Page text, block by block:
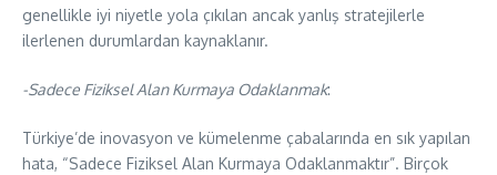
genellikle iyi niyetle yola çıkılan ancak yanlış stratejilerle
ilerlenen durumlardan kaynaklanır.
-Sadece Fiziksel Alan Kurmaya Odaklanmak:
Türkiye’de inovasyon ve kümelenme çabalarında en sık yapılan
hata, “Sadece Fiziksel Alan Kurmaya Odaklanmaktır”. Birçok